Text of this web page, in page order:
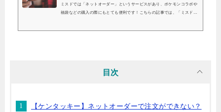
ミスドでは「ネットオーダー」というサービスがあり、ポケモンコラボや
福袋などの購入の際にもとても便利です！こちらの記事では、「ミスドネ
目次
【ケンタッキー】ネットオーダーで注文ができない？